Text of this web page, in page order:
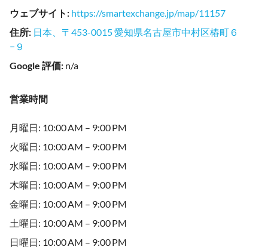
ウェブサイト : https://smartexchange.jp/map/11157
住所: 日本、〒453-0015 愛知県名古屋市中村区椿町６
−９
Google 評価: n/a
営業時間
月曜日: 10:00 AM – 9:00 PM
火曜日: 10:00 AM – 9:00 PM
水曜日: 10:00 AM – 9:00 PM
木曜日: 10:00 AM – 9:00 PM
金曜日: 10:00 AM – 9:00 PM
土曜日: 10:00 AM – 9:00 PM
日曜日: 10:00 AM – 9:00 PM